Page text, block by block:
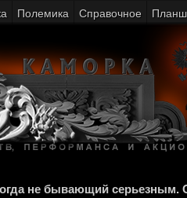
не бывающий серьезным.
Полемика Справочное